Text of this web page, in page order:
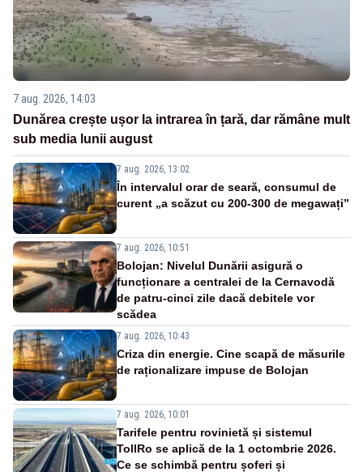
7 aug. 2026, 14:03
Dunărea crește ușor la intrarea în țară, dar rămâne mult
sub media lunii august
7 aug. 2026, 13:02
În intervalul orar de seară, consumul de
curent „a scăzut cu 200-300 de megawați”
7 aug. 2026, 10:51
Bolojan: Nivelul Dunării asigură o
funcționare a centralei de la Cernavodă
de patru-cinci zile dacă debitele vor
scădea
7 aug. 2026, 10:43
Criza din energie. Cine scapă de măsurile
de raționalizare impuse de Bolojan
7 aug. 2026, 10:01
Tarifele pentru rovinietă și sistemul
TollRo se aplică de la 1 octombrie 2026.
Ce se schimbă pentru șoferi și